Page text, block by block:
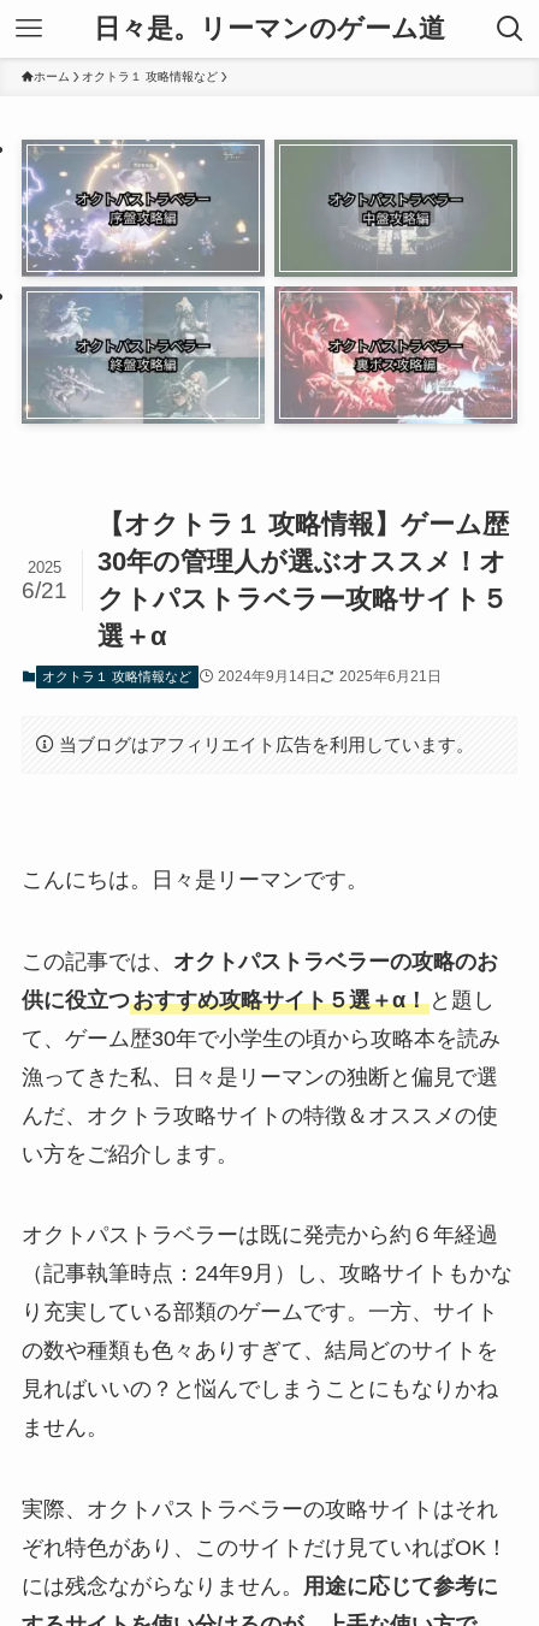
日々是。リーマンのゲーム道
ホーム オクトラ１ 攻略情報など
【オクトラ１ 攻略情報】ゲーム歴
30年の管理人が選ぶオススメ！オ
クトパストラベラー攻略サイト５
選＋α
2025
6/21
オクトラ１ 攻略情報など 2024年9月14日 2025年6月21日
当ブログはアフィリエイト広告を利用しています。
こんにちは。日々是リーマンです。
この記事では、 オクトパストラベラーの攻略のお
供に役立つおすすめ攻略サイト５選＋α！と題し
て、ゲーム歴30年で小学生の頃から攻略本を読み
漁ってきた私、日々是リーマンの独断と偏見で選
んだ、オクトラ攻略サイトの特徴＆オススメの使
い方をご紹介します。
オクトパストラベラーは既に発売から約６年経過
（記事執筆時点：24年9月）し、攻略サイトもかな
り充実している部類のゲームです。一方、サイト
の数や種類も色々ありすぎて、 結局どのサイトを
見ればいいの？と悩んでしまうことにもなりかね
ません。
実際、オクトパストラベラーの攻略サイトはそれ
ぞれ特色があり、このサイトだけ見ていればOK！
には残念ながらなりません。 用途に応じて参考に